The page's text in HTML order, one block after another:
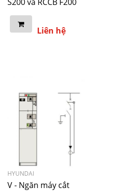
Liên hệ
HYUNDAI
V - Ngăn máy cắt